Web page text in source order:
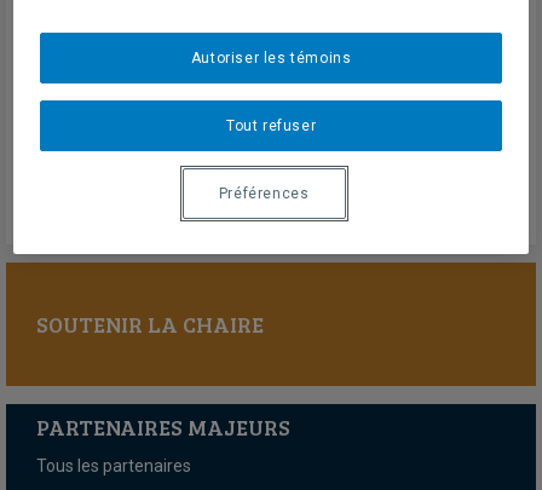
Alexis Rapin
Lien externe
SOUTENIR LA CHAIRE
PARTENAIRES MAJEURS
Tous les partenaires
Tout refuser
Autoriser les témoins
Préférences